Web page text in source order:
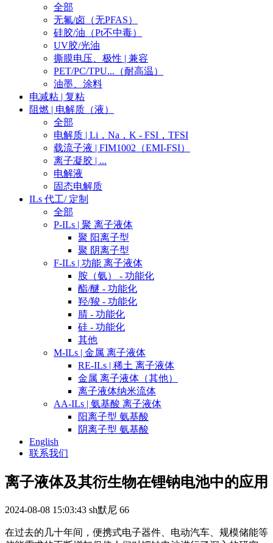
全部
无氟/卤（无PFAS）
硅胶/油（Pt不中毒）
UV胶/光油
撕膜电压、极性 | 兼容
PET/PC/TPU...（耐高温）
油墨、涂料
电减粘 | 复粘
阻燃 | 电解质（液）
全部
电解质 | Li，Na，K - FSI，TFSI
载流子液 | FIM1002（EMI-FSI）
离子凝胶 | ...
电解液
固态电解质
ILs 代工/ 定制
全部
P-ILs | 聚 离子液体
聚 阳离子型
聚 阴离子型
F-ILs | 功能 离子液体
胺（氨） - 功能化
酯/醚 - 功能化
羟/羧 - 功能化
腈 - 功能化
硅 - 功能化
其他
M-ILs | 金属 离子液体
RE-ILs | 稀土 离子液体
金属 离子液体（其他）
离子液体纳米流体
AA-ILs | 氨基酸 离子液体
阳离子型 氨基酸
阴离子型 氨基酸
English
联系我们
离子液体及其衍生物在锂钠电池中的应用
2024-08-08 15:03:43 sh默尼 66
在过去的几十年间，便携式电子器件、电动汽车、规模储能等